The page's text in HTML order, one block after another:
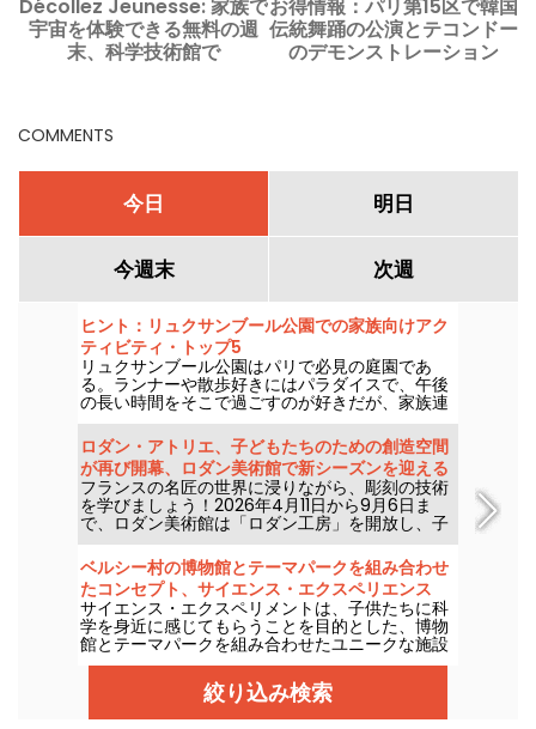
Décollez Jeunesse: 家族で
宇宙を体験できる無料の週
末、科学技術館で
お得情報：パリ第15区で韓国
伝統舞踊の公演とテコンドー
のデモンストレーション
COMMENTS
今日 明日
今週末 次週
ヒント：リュクサンブール公園での家族向けアク
ティビティ・トップ5
リュクサンブール公園はパリで必見の庭園であ
る。ランナーや散歩好きにはパラダイスで、午後
の長い時間をそこで過ごすのが好きだが、家族連
れにも人気のスポットである。
ロダン・アトリエ、子どもたちのための創造空間
が再び開幕、ロダン美術館で新シーズンを迎える
フランスの名匠の世界に浸りながら、彫刻の技術
を学びましょう！2026年4月11日から9月6日ま
で、ロダン美術館は「ロダン工房」を開放し、子
どもたちに彫刻の面白さを伝えます。この2026年
シーズンの新しい見どころもお見逃しなく。
ベルシー村の博物館とテーマパークを組み合わせ
たコンセプト、サイエンス・エクスペリエンス
サイエンス・エクスペリメントは、子供たちに科
学を身近に感じてもらうことを目的とした、博物
館とテーマパークを組み合わせたユニークな施設
です。科学実験、バーチャル・リアリティ、ビデ
オ・マッピング......子どもたちが科学の内側から体
験することで、科学に興味を持ってもらうための
最新技術がすべて揃っている。
絞り込み検索